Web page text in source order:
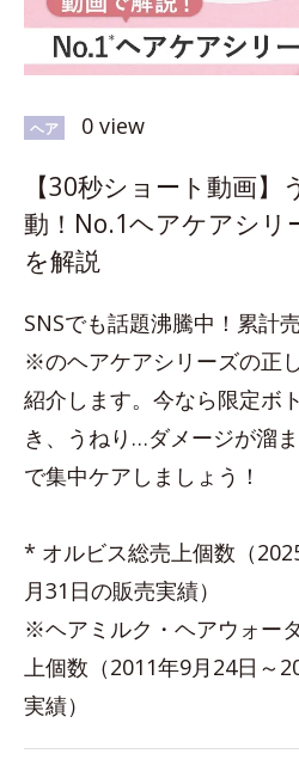
ヘア 0 view
【30秒ショート動画
動！No.1ヘアケアシリ
を解説
SNSでも話題沸騰中！累計
※のヘアケアシリーズの正
紹介します。今なら限定ボ
き、うねり…ダメージが溜
で集中ケアしましょう！
* オルビス総売上個数（
月31日の販売実績）
※ヘアミルク・ヘアウォー
上個数（2011年9月24日～
実績）